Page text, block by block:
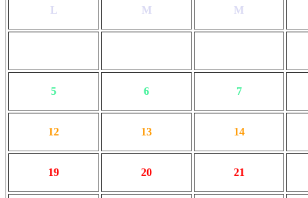
L M M
5 6 7
12 13 14
19 20 21